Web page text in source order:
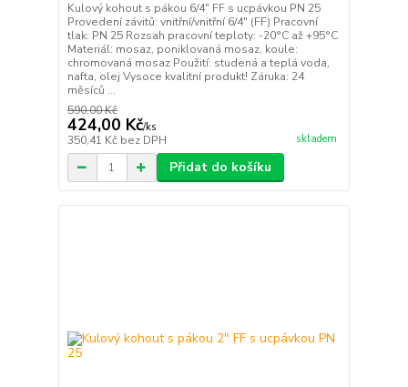
Kulový kohout s pákou 6/4" FF s ucpávkou PN 25
Provedení závitů: vnitřní/vnitřní 6/4" (FF) Pracovní
tlak: PN 25 Rozsah pracovní teploty: -20°C až +95°C
Materiál: mosaz, poniklovaná mosaz, koule:
chromovaná mosaz Použití: studená a teplá voda,
nafta, olej Vysoce kvalitní produkt! Záruka: 24
měsíců ...
590,00 Kč
424,00 Kč/ks
350,41 Kč bez DPH skladem
Přidat do košíku